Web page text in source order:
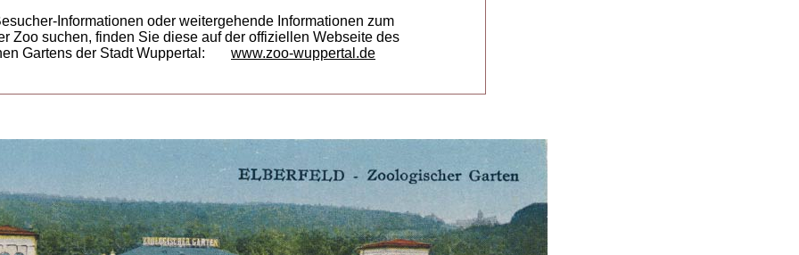
Informationen oder weitergehende Informationen zum
Zoo suchen, finden Sie diese auf der offiziellen Webseite des
Gartens der Stadt Wuppertal:
www.zoo-wuppertal.de